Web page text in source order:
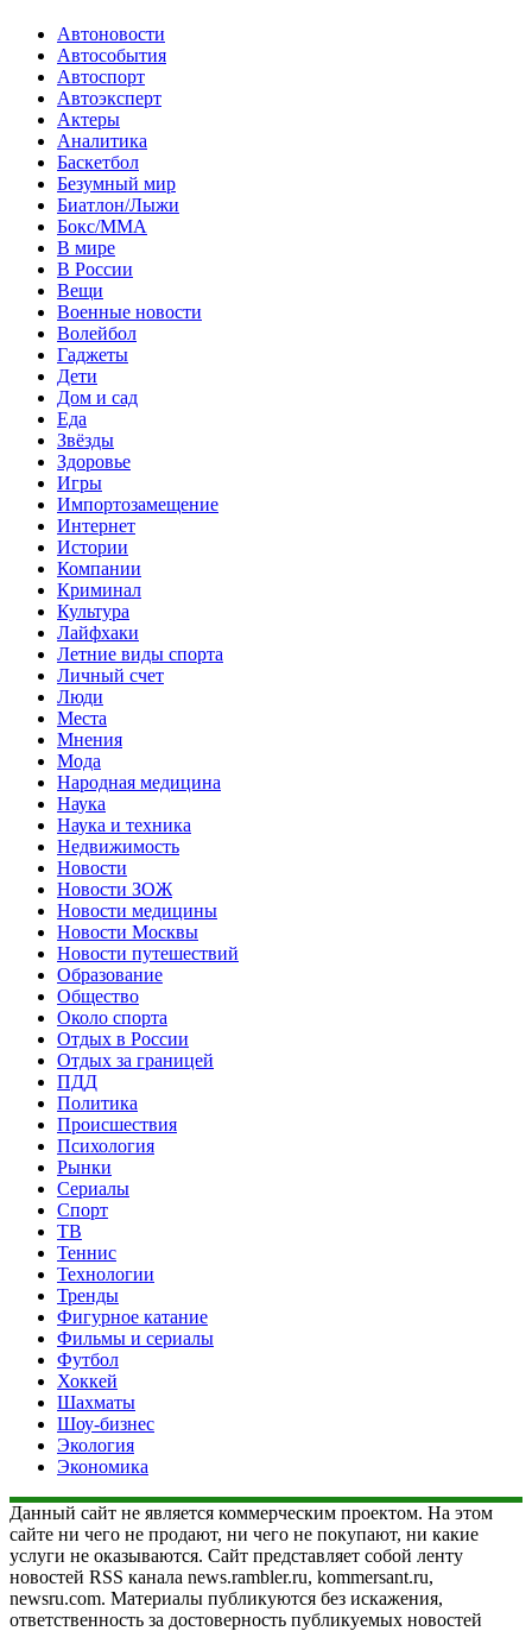
Автоновости
Автособытия
Автоспорт
Автоэксперт
Актеры
Аналитика
Баскетбол
Безумный мир
Биатлон/Лыжи
Бокс/MMA
В мире
В России
Вещи
Военные новости
Волейбол
Гаджеты
Дети
Дом и сад
Еда
Звёзды
Здоровье
Игры
Импортозамещение
Интернет
Истории
Компании
Криминал
Культура
Лайфхаки
Летние виды спорта
Личный счет
Люди
Места
Мнения
Мода
Народная медицина
Наука
Наука и техника
Недвижимость
Новости
Новости ЗОЖ
Новости медицины
Новости Москвы
Новости путешествий
Образование
Общество
Около спорта
Отдых в России
Отдых за границей
ПДД
Политика
Происшествия
Психология
Рынки
Сериалы
Спорт
ТВ
Теннис
Технологии
Тренды
Фигурное катание
Фильмы и сериалы
Футбол
Хоккей
Шахматы
Шоу-бизнес
Экология
Экономика
Данный сайт не является коммерческим проектом. На этом
сайте ни чего не продают, ни чего не покупают, ни какие
услуги не оказываются. Сайт представляет собой ленту
новостей RSS канала news.rambler.ru, kommersant.ru,
newsru.com. Материалы публикуются без искажения,
ответственность за достоверность публикуемых новостей